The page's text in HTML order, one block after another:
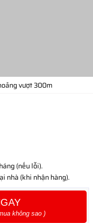
vượt 300m
(nếu lỗi).
nhà (khi nhận hàng).
không sao )